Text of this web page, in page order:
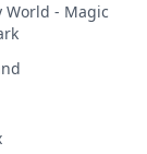
World - Magic